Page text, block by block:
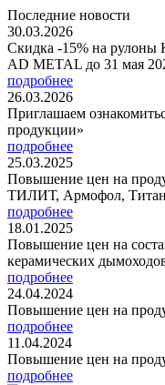
Последние новости
30.03.2026
Скидка -15% на
AD METAL до 31 мая
подробнее
26.03.2026
Приглашаем
продукции»
подробнее
25.03.2025
Повышение цен на
ТИЛИТ, Армофол,
подробнее
18.01.2025
Повышение цен на
керамических
подробнее
24.04.2024
Повышение цен на
подробнее
11.04.2024
Повышение цен на
подробнее